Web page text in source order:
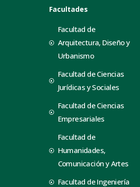
Facultades
Facultad de
Arquitectura, Diseño y
Urbanismo
Facultad de Ciencias
Jurídicas y Sociales
Facultad de Ciencias
Empresariales
Facultad de
Humanidades,
Comunicación y Artes
Facultad de Ingeniería